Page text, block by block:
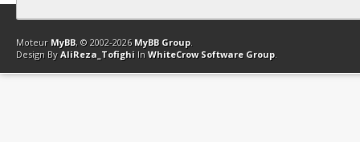
Contact Club Affiliation Retourner en haut Version bas-débit
Moteur MyBB, © 2002-2026 MyBB Group.
Design By AliReza_Tofighi In WhiteCrow Software Group.